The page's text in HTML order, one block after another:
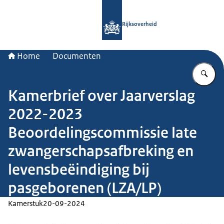
Rijksoverheid
Home Documenten
Kamerbrief over Jaarverslag
2022-2023
Beoordelingscommissie late
zwangerschapsafbreking en
levensbeëindiging bij
pasgeborenen (LZA/LP)
Kamerstuk20-09-2024